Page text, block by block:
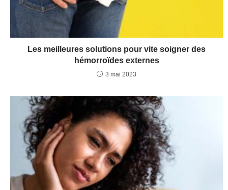
Les meilleures solutions pour vite soigner des
hémorroïdes externes
3 mai 2023